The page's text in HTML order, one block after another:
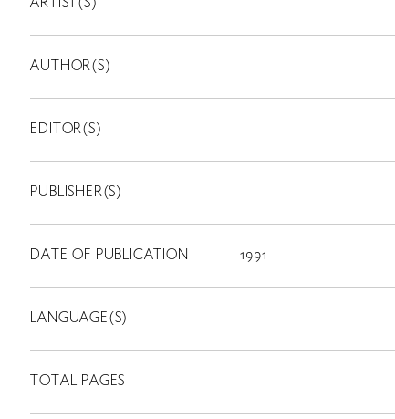
ARTIST(S)
AUTHOR(S)
EDITOR(S)
PUBLISHER(S)
DATE OF PUBLICATION 1991
LANGUAGE(S)
TOTAL PAGES